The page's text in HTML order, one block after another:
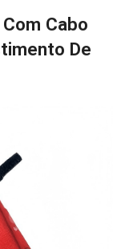
Cabo
De